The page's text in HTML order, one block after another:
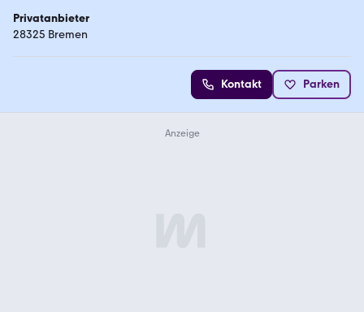
Privatanbieter
28325 Bremen
Kontakt Parken